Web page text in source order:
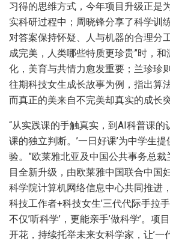
习得的思维方式，今年项目升级正是
实科研过程中；周晓锋分享了科学训
对答案保持怀疑、人与机器的合理分
成完美，人类哪些特质更珍贵”时，
化，美育与共情力愈发重要；兰珍珍
往期科技女生成长故事为例，指出算
而真正的美来自不完美却真实的成长突
“从实践课的手触真实，到AI科普课的
课的独立判断。’一日好课’为中学生
验。”欧莱雅北亚及中国公共事务总裁
目全新升级，由欧莱雅中国联合中国
科学院计算机网络信息中心共同推进
科技工作者+科技女生’三代代际手拉
不仅’听科学’，更能亲手’做科学’。项
开花，持续托举未来女科学家，让’一